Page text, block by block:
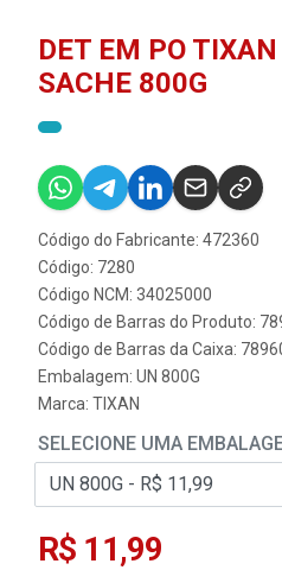
DET EM PO
SACHE 800G
Código do Fabricante: 472360
Código: 7280
Código NCM: 34025000
Código de Barras do Produto:
Código de Barras da Caixa:
Embalagem: UN 800G
Marca: TIXAN
SELECIONE UMA
R$ 11,99